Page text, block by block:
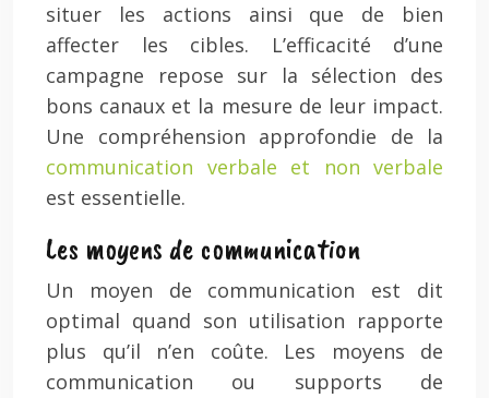
situer les actions ainsi que de bien
affecter les cibles. L’efficacité d’une
campagne repose sur la sélection des
bons canaux et la mesure de leur impact.
Une compréhension approfondie de la
communication verbale et non verbale
est essentielle.
Les moyens de communication
Un moyen de communication est dit
optimal quand son utilisation rapporte
plus qu’il n’en coûte. Les moyens de
communication ou supports de